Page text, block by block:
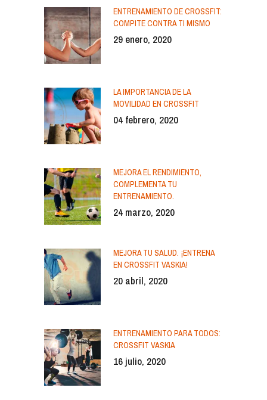
ENTRENAMIENTO DE CROSSFIT:
COMPITE CONTRA TI MISMO
29 enero, 2020
LA IMPORTANCIA DE LA
MOVILIDAD EN CROSSFIT
04 febrero, 2020
MEJORA EL RENDIMIENTO,
COMPLEMENTA TU
ENTRENAMIENTO.
24 marzo, 2020
MEJORA TU SALUD. ¡ENTRENA
EN CROSSFIT VASKIA!
20 abril, 2020
ENTRENAMIENTO PARA TODOS:
CROSSFIT VASKIA
16 julio, 2020